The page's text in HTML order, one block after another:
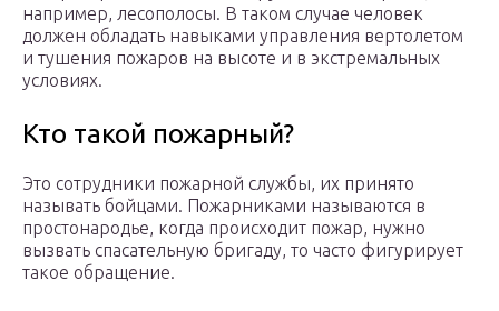
например, лесополосы. В таком случае человек
должен обладать навыками управления вертолетом
и тушения пожаров на высоте и в экстремальных
условиях.
Кто такой пожарный?
Это сотрудники пожарной службы, их принято
называть бойцами. Пожарниками называются в
простонародье, когда происходит пожар, нужно
вызвать спасательную бригаду, то часто фигурирует
такое обращение.